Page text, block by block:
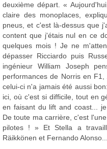
deuxième départ. «
claire des monoplaces,
pneus, et c'est là-dessus que
content que j'étais nul en ce
quelques mois ! Je ne
dépasser Ricciardo puis
ingénieur William Joseph
performances de Norris en
celui-ci n'a jamais été aussi
ici, où c'est si difficile, tout en
en faisant du lift and coast...
De toute ma carrière, c'est
pilotes ! » Et Stella a
Räikkönen et Fernando Alonso...